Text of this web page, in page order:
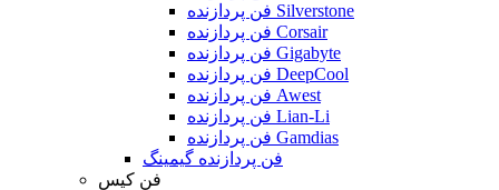
فن پردازنده Silverstone
فن پردازنده Corsair
فن پردازنده Gigabyte
فن پردازنده DeepCool
فن پردازنده Awest
فن پردازنده Lian-Li
فن پردازنده Gamdias
فن پردازنده گیمینگ
فن کیس